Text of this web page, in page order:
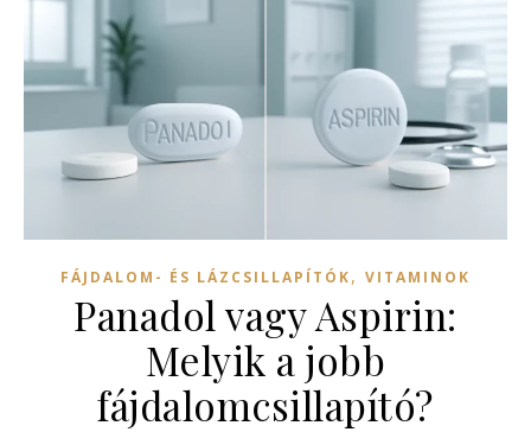
FÁJDALOM- ÉS LÁZCSILLAPÍTÓK, VITAMINOK
Panadol vagy Aspirin:
Melyik a jobb
fájdalomcsillapító?